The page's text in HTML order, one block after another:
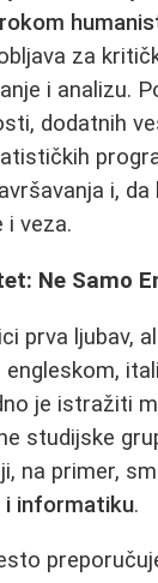
za
i analizu.
dodatnih
i, da
i veza.
Ne Samo
prva ljubav,
engleskom,
je istražiti
studijske
na primer,
i informatiku.